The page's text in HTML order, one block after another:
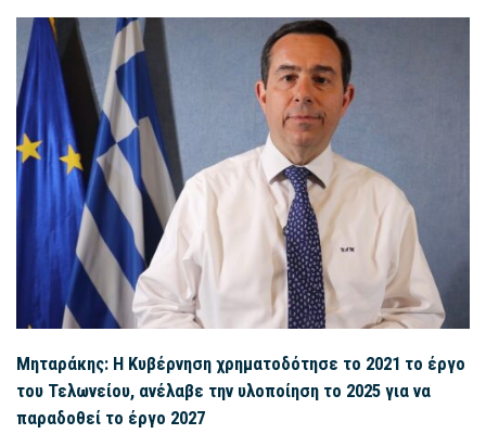
Μηταράκης: Η Κυβέρνηση χρηματοδότησε το 2021 το έργο
του Τελωνείου, ανέλαβε την υλοποίηση το 2025 για να
παραδοθεί το έργο 2027